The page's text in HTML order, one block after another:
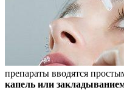
препараты вводятся
капель или